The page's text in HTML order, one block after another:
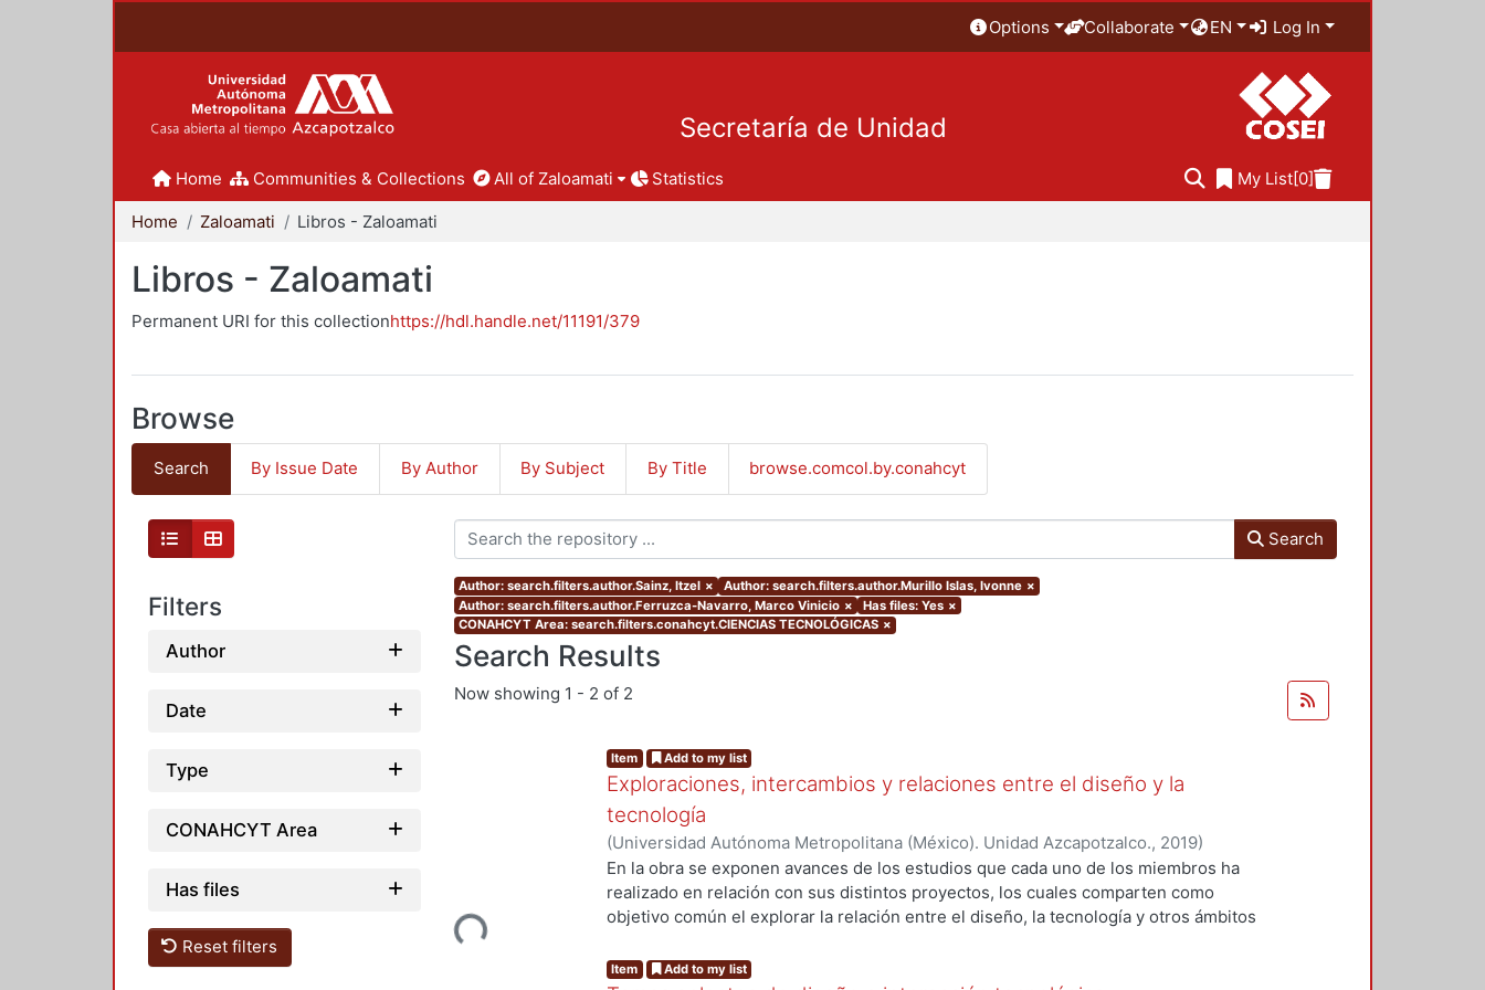
Options Collaborate EN Log In
Secretaría de Unidad
Home Communities & Collections All of Zaloamati Statistics My List[0]
Home Zaloamati Libros - Zaloamati
Libros - Zaloamati
Permanent URI for this collectionhttps://hdl.handle.net/11191/379
Browse
Search By Issue Date By Author By Subject By Title browse.comcol.by.conahcyt
Filters
Author
Date
Type
CONAHCYT Area
Has files
Reset filters
Search
Author: search.filters.author.Sainz, Itzel × Author: search.filters.author.Murillo Islas, Ivonne ×
Author: search.filters.author.Ferruzca-Navarro, Marco Vinicio × Has files: Yes ×
CONAHCYT Area: search.filters.conahcyt.CIENCIAS TECNOLÓGICAS ×
Search Results
Now showing 1 - 2 of 2
Loading...
Item Add to my list
Exploraciones, intercambios y relaciones entre el diseño y la
tecnología
(Universidad Autónoma Metropolitana (México). Unidad Azcapotzalco., 2019)
Ferruzca-Navarro, Marco Vinicio;García Madrid, Roberto Adrián;López-Martínez,
Roberto E.;Murillo Islas, Ivonne;Román Meléndez, Ramsses ;Sainz, Itzel;Zizumbo
Alamilla, Alda María
En la obra se exponen avances de los estudios que cada uno de los miembros ha
realizado en relación con sus distintos proyectos, los cuales comparten como
objetivo común el explorar la relación entre el diseño, la tecnología y otros ámbitos
de éstos en la interacción social y productiva. Cada uno de los capítulos, por tanto,
Item Add to my list